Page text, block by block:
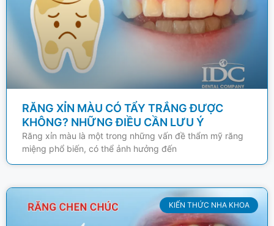
RĂNG XỈN MÀU CÓ TẨY TRẮNG ĐƯỢC
KHÔNG? NHỮNG ĐIỀU CẦN LƯU Ý
Răng xỉn màu là một trong những vấn đề thẩm mỹ răng
miệng phổ biến, có thể ảnh hưởng đến
KIẾN THỨC NHA KHOA